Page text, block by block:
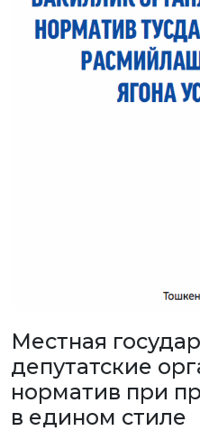
Местная
депутатские
норматив при
в едином стиле